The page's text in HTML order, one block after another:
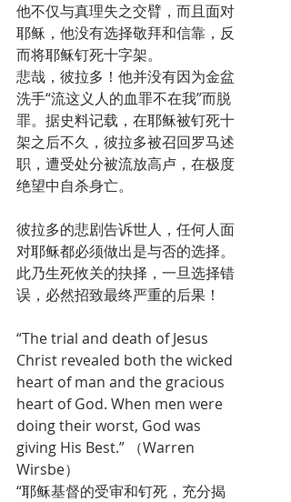
他不仅与真理失之交臂，而且面对
耶稣，他没有选择敬拜和信靠，反
而将耶稣钉死十字架。
悲哉，彼拉多！他并没有因为金盆
洗手“流这义人的血罪不在我”而脱
罪。据史料记载，在耶稣被钉死十
架之后不久，彼拉多被召回罗马述
职，遭受处分被流放高卢，在极度
绝望中自杀身亡。
彼拉多的悲剧告诉世人，任何人面
对耶稣都必须做出是与否的选择。
此乃生死攸关的抉择，一旦选择错
误，必然招致最终严重的后果！
“The trial and death of Jesus
Christ revealed both the wicked
heart of man and the gracious
heart of God. When men were
doing their worst, God was
giving His Best.” （Warren
Wirsbe）
“耶稣基督的受审和钉死，充分揭